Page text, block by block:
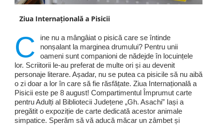
Ziua Internațională a Pisicii
C
ine nu a mângâiat o pisică care se întinde
nonșalant la marginea drumului? Pentru unii
oameni sunt companioni de nădejde în locuințele
lor. Scriitorii le-au preferat de multe ori și au devenit
personaje literare. Așadar, nu se putea ca pisicile să nu aibă
o zi doar a lor în care să fie răsfățate. Ziua Internațională a
Pisicii este pe 8 august! Compartimentul Împrumut carte
pentru Adulți al Bibliotecii Județene „Gh. Asachi” Iași a
pregătit o expoziție de carte dedicată acestor animale
simpatice. Sperăm să vă aducă măcar un zâmbet și